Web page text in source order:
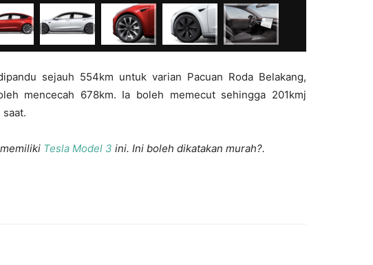
sejauh 554km untuk varian Pacuan Roda Belakang,
mencecah 678km. Ia boleh memecut sehingga 201kmj
Tesla Model 3 ini. Ini boleh dikatakan murah?.